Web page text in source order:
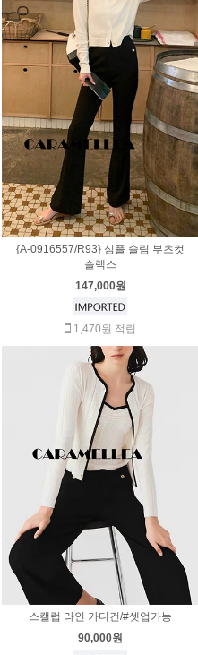
{A-0916557/R93} 심플 슬림 부츠컷
슬랙스
147,000원
1,470원 적립
스캘럽 라인 가디건/#셋업가능
90,000원